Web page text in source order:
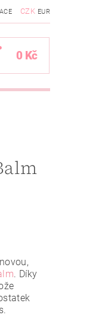
CZK EUR
0 Kč
. Díky